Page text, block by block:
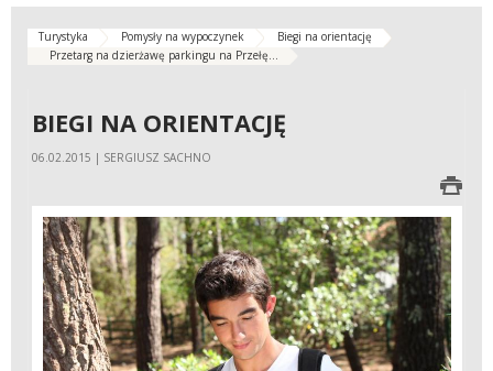
Turystyka Pomysły na wypoczynek
Biegi na orientację
Przetarg na dzierżawę parkingu na Przełę...
BIEGI NA ORIENTACJĘ
06.02.2015 | SERGIUSZ SACHNO